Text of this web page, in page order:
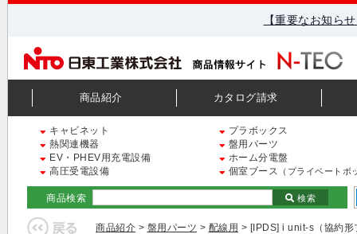
【重要なお知ら
商品紹介 カタログ請求
キャビネット
プラボックス
熱関連機器
盤用パーツ
EV・PHEV用充電設備
ホーム分電盤
高圧受電設備
個室ブース （プライベートボ
商品検索 検索
商品紹介 > 盤用パーツ > 配線用 > [IPDS] i unit-s（協約形